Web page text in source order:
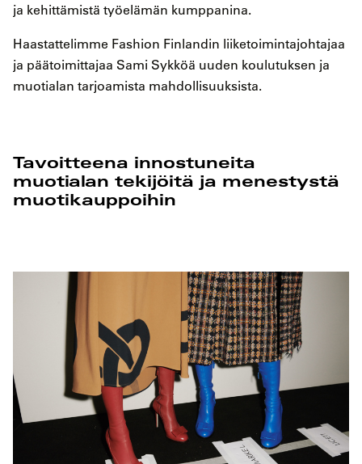
ja kehittämistä työelämän kumppanina.
Haastattelimme Fashion Finlandin liiketoimintajohtajaa
ja päätoimittajaa Sami Sykköä uuden koulutuksen ja
muotialan tarjoamista mahdollisuuksista.
Tavoitteena innostuneita
muotialan tekijöitä ja menestystä
muotikauppoihin